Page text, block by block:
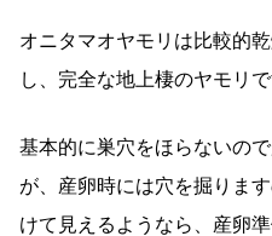
オニタマオヤモリは比較的
し、完全な地上棲のヤモリで
基本的に巣穴をほらないの
が、産卵時には穴を掘りま
けて見えるようなら、産卵